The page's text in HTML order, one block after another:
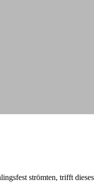
strömten, trifft